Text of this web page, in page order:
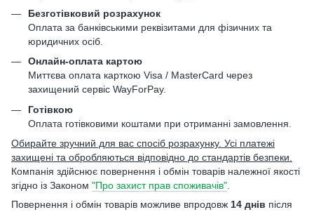
Безготівковий розрахунок
Оплата за банківськими реквізитами для фізичних та
юридичних осіб.
Онлайн-оплата картою
Миттєва оплата карткою Visa / MasterCard через
захищений сервіс WayForPay.
Готівкою
Оплата готівковими коштами при отриманні замовлення.
Обирайте зручний для вас спосіб розрахунку. Усі платежі
захищені та обробляються відповідно до стандартів безпеки.
Компанія здійснює повернення і обмін товарів належної якості
згідно із Законом "Про захист прав споживачів".
Повернення і обмін товарів можливе впродовж 14 днів після